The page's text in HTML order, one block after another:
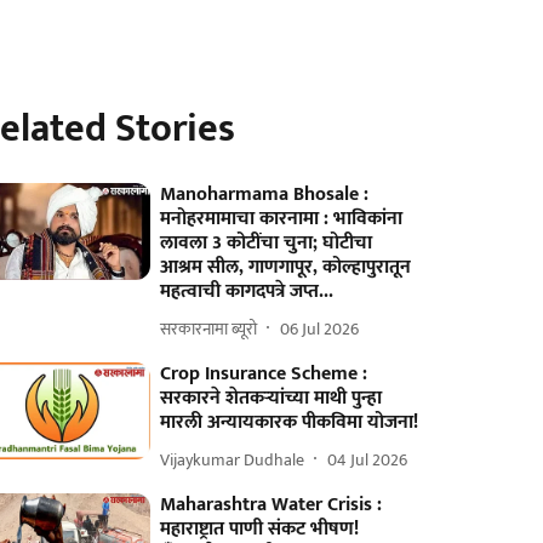
Stories
Manoharmama Bhosale :
मनोहरमामाचा कारनामा : भाविकांना
लावला 3 कोटींचा चुना; घोटीचा
आश्रम सील, गाणगापूर, कोल्हापुरातून
महत्वाची कागदपत्रे जप्त...
सरकारनामा ब्यूरो 06 Jul 2026
Crop Insurance Scheme :
सरकारने शेतकऱ्यांच्या माथी पुन्हा
मारली अन्यायकारक पीकविमा योजना!
Vijaykumar Dudhale 04 Jul 2026
Maharashtra Water Crisis :
महाराष्ट्रात पाणी संकट भीषण!